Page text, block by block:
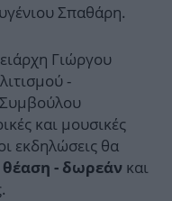
Σπαθάρη.
Γιώργου
-
Συμβούλου
και μουσικές
εκδηλώσεις θα
θέαση - δωρεάν και